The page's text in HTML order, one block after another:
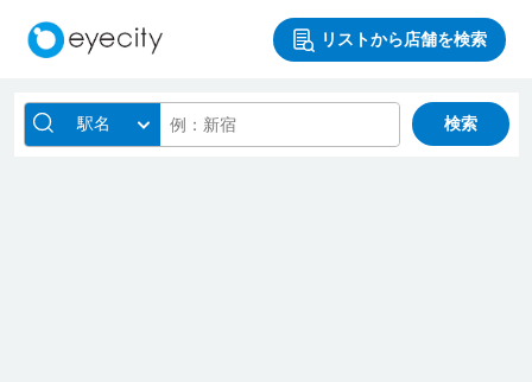
リストから店舗を検索
駅名 検索